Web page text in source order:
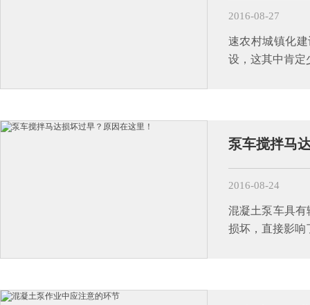
2016-08-27
速农村城镇化
设，这其中肯定
泵车搅拌马
2016-08-24
混凝土泵车具
损坏，直接影响